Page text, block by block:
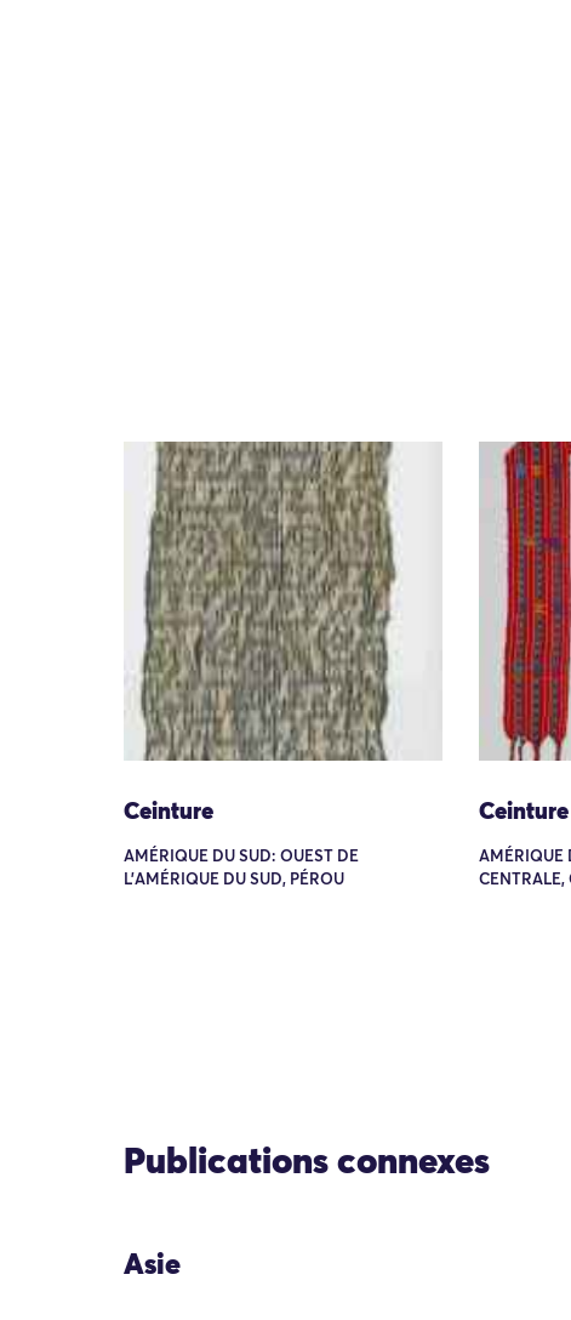
Ceinture
AMÉRIQUE DU SUD: OUEST DE
L'AMÉRIQUE DU SUD, PÉROU
Ceinture
AMÉRIQUE
CENTRALE,
Publications connexes
Asie